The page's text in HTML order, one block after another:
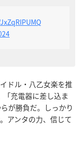
ドル・八乙女楽を推
「充電器に差し込ま
が勝負だ。しっかり
アンタの力、信じて